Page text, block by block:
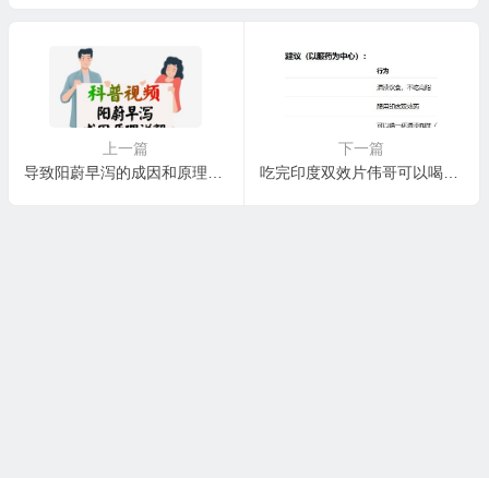
上一篇
导致阳蔚早泻的成因和原理科普讲解
下一篇
吃完印度双效片伟哥可以喝咖啡吗